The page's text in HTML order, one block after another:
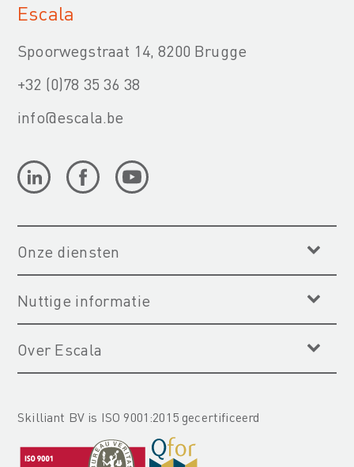
Escala
Spoorwegstraat 14, 8200 Brugge
+32 (0)78 35 36 38
info@escala.be
Onze diensten
Nuttige informatie
Over Escala
Skilliant BV is ISO 9001:2015 gecertificeerd